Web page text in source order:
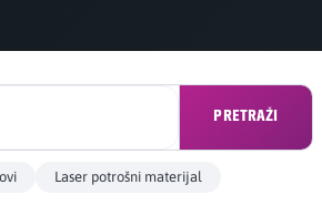
PRETRAŽI
Laser potrošni materijal